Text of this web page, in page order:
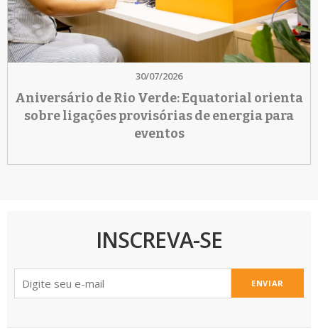
30/07/2026
Aniversário de Rio Verde: Equatorial orienta
sobre ligações provisórias de energia para
eventos
INSCREVA-SE
ENVIAR